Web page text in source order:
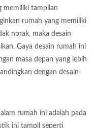
memiliki tampilan
rumah yang memiliki
norak, maka desain
Gaya desain rumah ini
masa depan yang lebih
dengan desain-
rumah ini adalah pada
ini tampil seperti